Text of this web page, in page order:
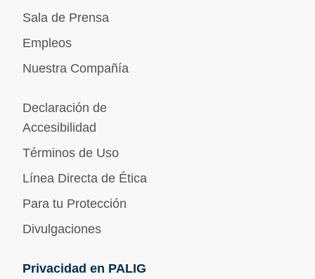
Sala de Prensa
Empleos
Nuestra Compañía
Declaración de
Accesibilidad
Términos de Uso
Línea Directa de Ética
Para tu Protección
Divulgaciones
Privacidad en PALIG